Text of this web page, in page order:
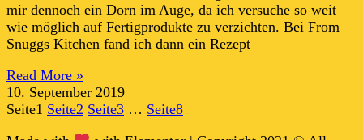
mir dennoch ein Dorn im Auge, da ich versuche so weit
wie möglich auf Fertigprodukte zu verzichten. Bei From
Snuggs Kitchen fand ich dann ein Rezept
Read More »
10. September 2019
Seite1 Seite2 Seite3 … Seite8